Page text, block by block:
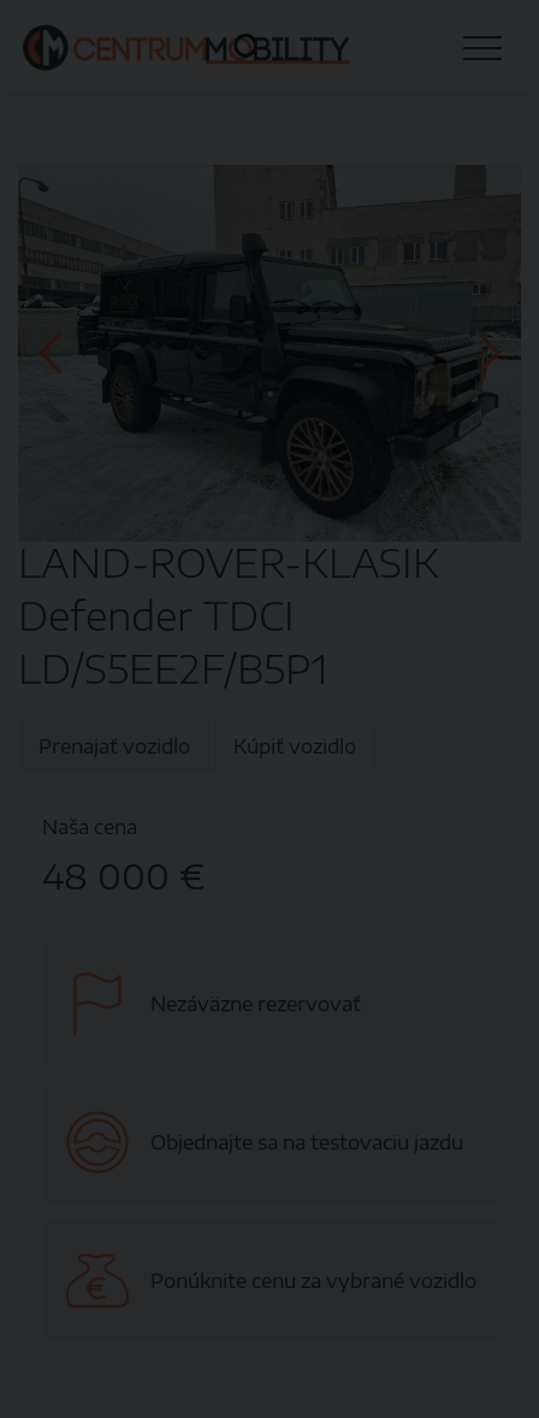
LAND-ROVER-KLASIK
Defender TDCI
LD/S5EE2F/B5P1
Prenajať vozidlo Kúpiť vozidlo
Naša cena
48 000 €
Nezáväzne rezervovať
Objednajte sa na testovaciu jazdu
Ponúknite cenu za vybrané vozidlo